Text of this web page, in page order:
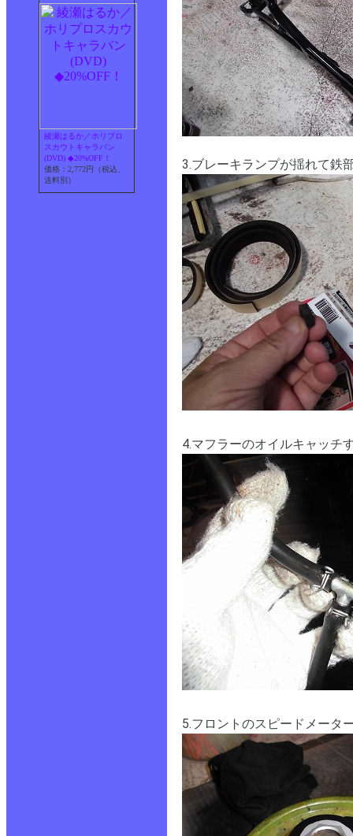
綾瀬はるか／ホリプロ
スカウトキャラバン
(DVD) ◆20%OFF！
価格：2,772円（税込、
送料別）
3.ブレーキランプが揺れて鉄
4.マフラーのオイルキャッチ
5.フロントのスピードメータ